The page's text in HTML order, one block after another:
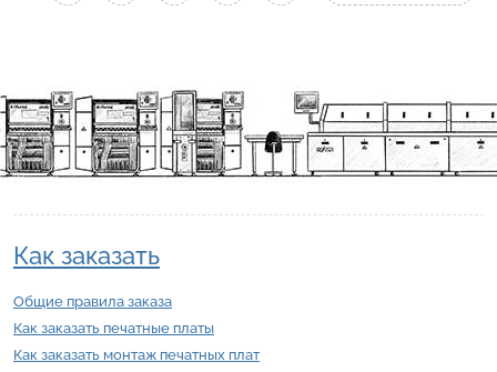
Как заказать
Общие правила заказа
Как заказать печатные платы
Как заказать монтаж печатных плат